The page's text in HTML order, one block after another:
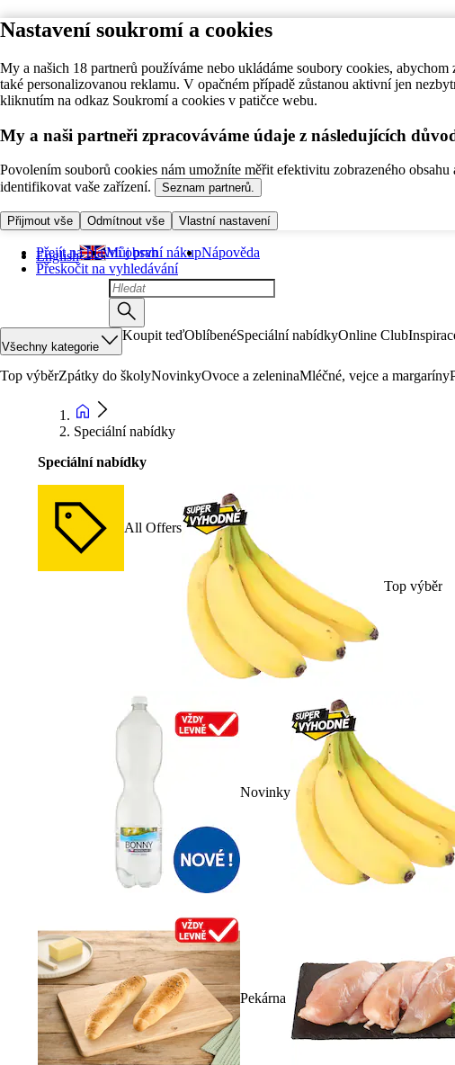
Nastavení soukromí a cookies
My a našich 18 partnerů používáme nebo ukládáme soubory cookies,
také personalizovanou reklamu. V opačném případě zůstanou aktivní jen
kliknutím na odkaz Soukromí a cookies v patičce webu.
My a naši partneři zpracováváme údaje z následujících
Povolením souborů cookies nám umožníte měřit efektivitu zobrazeného
identifikovat vaše zařízení.
Seznam partnerů.
Přijmout vše Odmítnout vše Vlastní nastavení
Přejít na hlavní obsah
Přeskočit na vyhledávání
English Můj první nákupNápověda
Všechny kategorie
Koupit teďOblíbenéSpeciální nabídkyOnline Club
Top výběrZpátky do školyNovinkyOvoce a zeleninaMléčné, vejce a margaríny
Speciální nabídky
Speciální nabídky
All Offers
Top výběr
Novinky
Pekárna